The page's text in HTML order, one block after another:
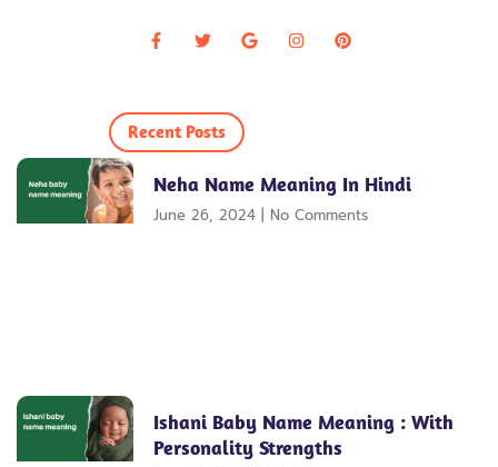
Recent Posts
Neha Name Meaning In Hindi
June 26, 2024 No Comments
Ishani Baby Name Meaning : With
Personality Strengths